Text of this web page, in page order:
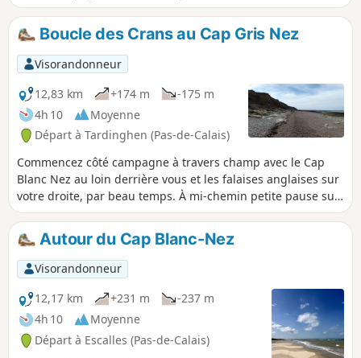
Boucle des Crans au Cap Gris Nez
Visorandonneur
12,83 km
+174 m
-175 m
4h 10
Moyenne
Départ à Tardinghen (Pas-de-Calais)
Commencez côté campagne à travers champ avec le Cap
Blanc Nez au loin derrière vous et les falaises anglaises sur
votre droite, par beau temps. À mi-chemin petite pause sur
la plage. Le retour se fera du haut des falaises où vous
apprécierez tous ces crans puis le panorama sur le Cap Gris
Nez. 26/06/2026 La randonnée a été modifiée car le passage
est interdit au niveau de cran de quette et la traversée du
ruisseau du Châtelet ne peut plus se faire dans les dunes.
Autour du Cap Blanc-Nez
Visorandonneur
12,17 km
+231 m
-237 m
4h 10
Moyenne
Départ à Escalles (Pas-de-Calais)